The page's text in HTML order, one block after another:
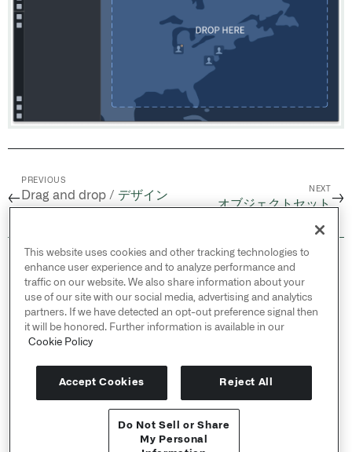
←
PREVIOUS
Drag and drop / デザイン
ガイドライン
NEXT
オブジェクトセット →
© 2026 Palantir Technologies Inc. All rights
reserved.
Cookies Statement ↗
Privacy Statement ↗
Terms of Use ↗
Do Not Sell or Share My Personal Information
This website uses cookies and other tracking technologies to
enhance user experience and to analyze performance and
traffic on our website. We also share information about your
use of our site with our social media, advertising and analytics
partners. If we have detected an opt-out preference signal then
it will be honored. Further information is available in our
Cookie Policy
Accept Cookies Reject All
Do Not Sell or Share
My Personal